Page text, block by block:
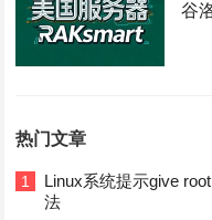
谷
热门文章
1
Linux系统提示give
法